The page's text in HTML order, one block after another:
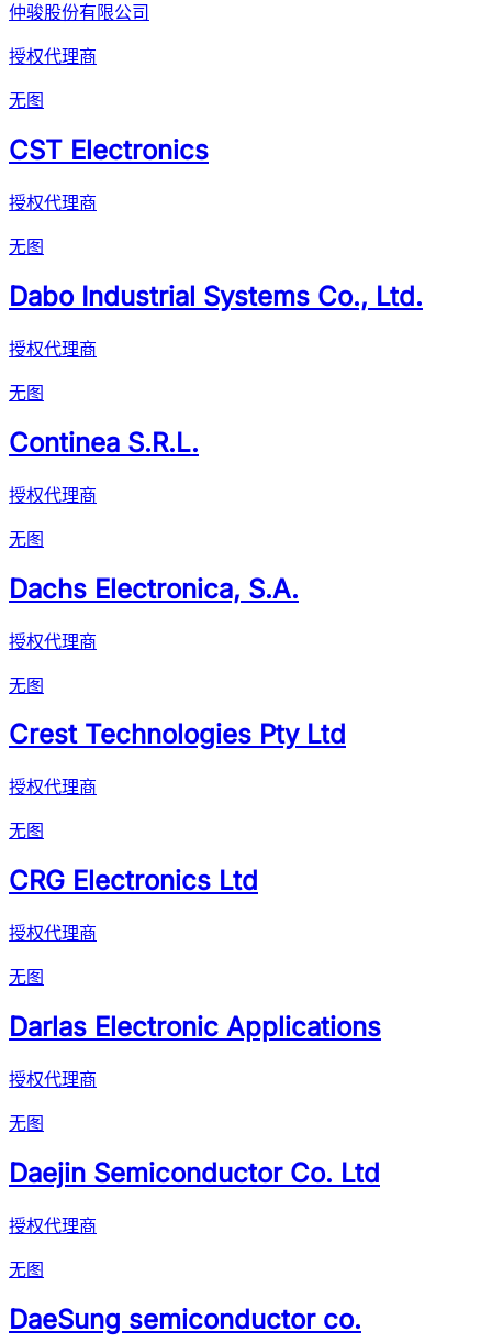
仲骏股份有限公司
授权代理商
无图
CST Electronics
授权代理商
无图
Dabo Industrial Systems Co., Ltd.
授权代理商
无图
Continea S.R.L.
授权代理商
无图
Dachs Electronica, S.A.
授权代理商
无图
Crest Technologies Pty Ltd
授权代理商
无图
CRG Electronics Ltd
授权代理商
无图
Darlas Electronic Applications
授权代理商
无图
Daejin Semiconductor Co. Ltd
授权代理商
无图
DaeSung semiconductor co.